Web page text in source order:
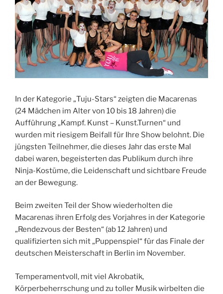
In der Kategorie „Tuju-Stars“ zeigten die Macarenas
(24 Mädchen im Alter von 10 bis 18 Jahren) die
Aufführung „Kampf. Kunst – Kunst.Turnen“ und
wurden mit riesigem Beifall für Ihre Show belohnt. Die
jüngsten Teilnehmer, die dieses Jahr das erste Mal
dabei waren, begeisterten das Publikum durch ihre
Ninja-Kostüme, die Leidenschaft und sichtbare Freude
an der Bewegung.
Beim zweiten Teil der Show wiederholten die
Macarenas ihren Erfolg des Vorjahres in der Kategorie
„Rendezvous der Besten“ (ab 12 Jahren) und
qualifizierten sich mit „Puppenspiel“ für das Finale der
deutschen Meisterschaft in Berlin im November.
Temperamentvoll, mit viel Akrobatik,
Körperbeherrschung und zu toller Musik wirbelten die